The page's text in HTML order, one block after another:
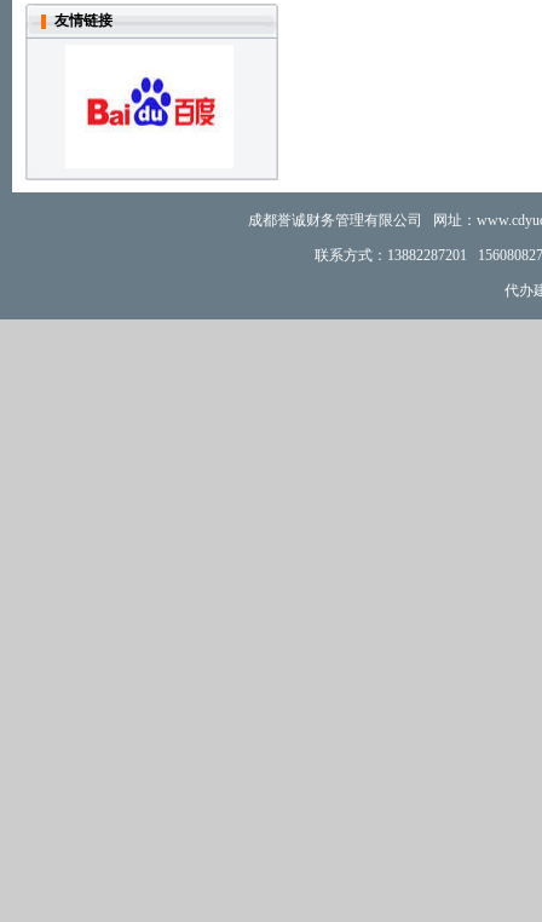
友情链接
成都誉诚财务管理有限公司 网址：
联系方式： 13882287201
代办